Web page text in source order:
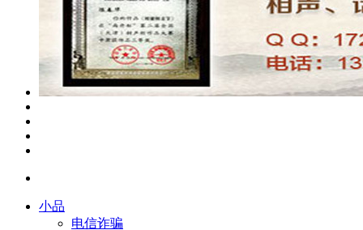
小品
电信诈骗